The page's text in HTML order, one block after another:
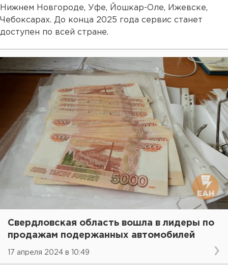
Нижнем Новгороде, Уфе, Йошкар-Оле, Ижевске,
Чебоксарах. До конца 2025 года сервис станет
доступен по всей стране.
Свердловская область вошла в лидеры по
продажам подержанных автомобилей
17 апреля 2024 в 10:49